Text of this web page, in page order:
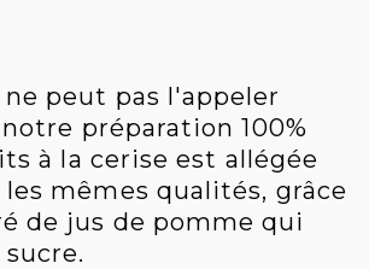
peut pas l'appeler
préparation 100%
à la cerise est allégée
mêmes qualités, grâce
de jus de pomme qui